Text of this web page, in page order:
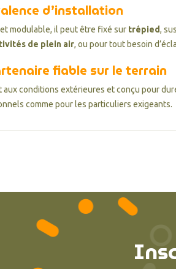
d’installation
modulable, il peut être fixé sur trépied,
de plein air, ou pour tout besoin
fiable sur le terrain
aux conditions extérieures et conçu pour
comme pour les particuliers exigeants.